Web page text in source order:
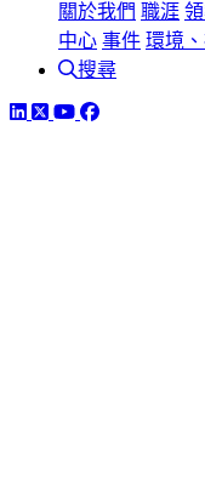
關於我們 職涯
中心 事件 環境
搜尋
LinkedIn
TwitterYouTube
Facebook